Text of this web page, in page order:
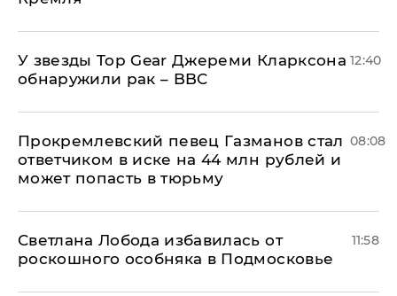
У звезды Top Gear Джереми Кларксона
обнаружили рак – BBC
12:40
Прокремлевский певец Газманов стал
ответчиком в иске на 44 млн рублей и
может попасть в тюрьму
08:08
Светлана Лобода избавилась от
роскошного особняка в Подмосковье
11:58